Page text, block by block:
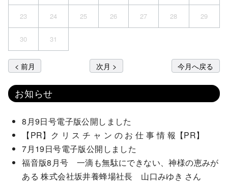
23 24 25 26 27 28 29
30 31
< 前月 次月 > 今月へ戻る
お知らせ
8月9日号電子版公開しました
【PR】ク リ ス チ ャ ン の お 仕 事 情 報【PR】
7月19日号電子版公開しました
福音版8月号 一滴も無駄にできない、神様の恵みが
ある 株式会社坂井養蜂場社長 山口みゆき さん